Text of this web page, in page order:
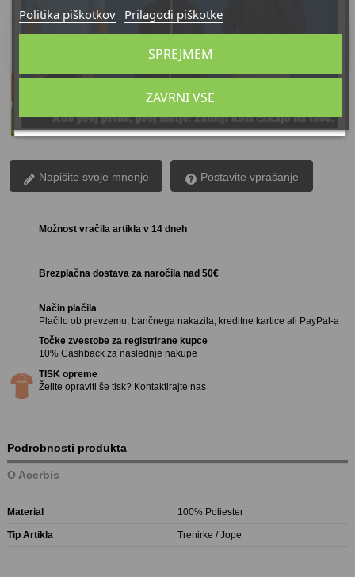
Kontaktni obrazec
Napišite svoje mnenje Postavite vprašanje
Možnost vračila artikla v 14 dneh
Brezplačna dostava za naročila nad 50€
Način plačila
Plačilo ob prevzemu, bančnega nakazila, kreditne kartice ali PayPal-a
Točke zvestobe za registrirane kupce
10% Cashback za naslednje nakupe
TISK opreme
Želite opraviti še tisk? Kontaktirajte nas
Podrobnosti produkta
O Acerbis
Material 100% Poliester
Tip Artikla Trenirke / Jope
Politika piškotkov Prilagodi piškotke
ZAVRNI VSE
SPREJMEM